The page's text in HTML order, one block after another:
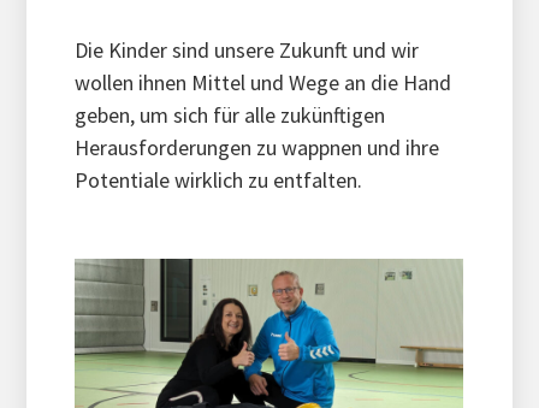
Die Kinder sind unsere Zukunft und wir
wollen ihnen Mittel und Wege an die Hand
geben, um sich für alle zukünftigen
Herausforderungen zu wappnen und ihre
Potentiale wirklich zu entfalten.